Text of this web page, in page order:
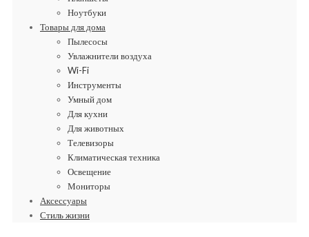
Ноутбуки
Товары для дома
Пылесосы
Увлажнители воздуха
Wi-Fi
Инструменты
Умный дом
Для кухни
Для животных
Телевизоры
Климатическая техника
Освещение
Мониторы
Аксессуары
Стиль жизни